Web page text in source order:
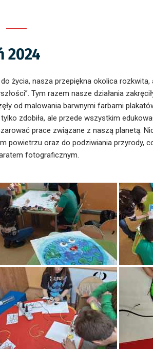
2024
życia, nasza przepiękna okolica
Tym razem nasze działania
od malowania barwnymi farbami
zdobiła, ale przede wszystkim
prace związane z naszą planetą.
powietrzu oraz do podziwiania przyrody,
fotograficznym.